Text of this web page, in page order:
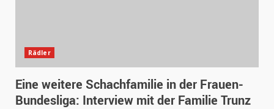
Rädler
Eine weitere Schachfamilie in der Frauen-
Bundesliga: Interview mit der Familie Trunz